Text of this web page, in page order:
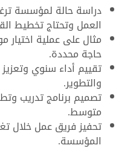
دراسة حالة لمؤسسة
العمل وتحتاج تخطيط
مثال على عملية
حاجة محددة.
تقييم أداء سنوي وتعزيز
والتطوير.
تصميم برنامج تدريب
متوسط.
تحفيز فريق عمل خلال
المؤسسة.